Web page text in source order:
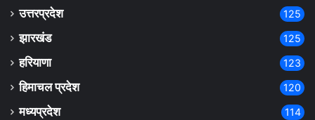
उत्तरप्रदेश 125
झारखंड 125
हरियाणा 123
हिमाचल प्रदेश 120
मध्यप्रदेश 114